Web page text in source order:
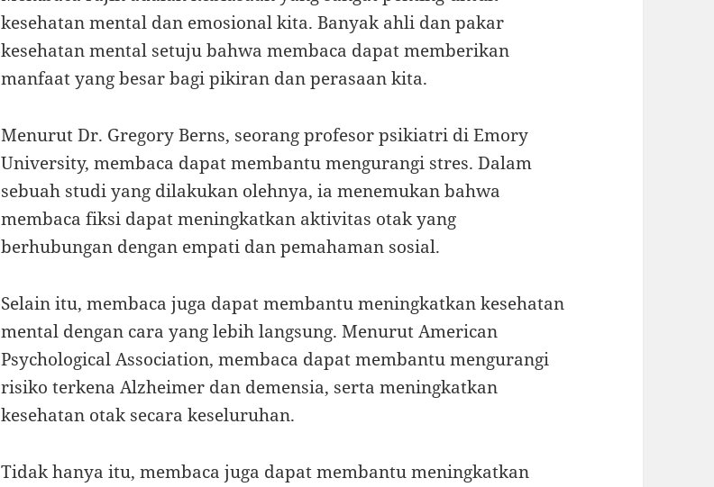
kesehatan mental dan emosional kita. Banyak ahli dan pakar
kesehatan mental setuju bahwa membaca dapat memberikan
manfaat yang besar bagi pikiran dan perasaan kita.
Menurut Dr. Gregory Berns, seorang profesor psikiatri di Emory
University, membaca dapat membantu mengurangi stres. Dalam
sebuah studi yang dilakukan olehnya, ia menemukan bahwa
membaca fiksi dapat meningkatkan aktivitas otak yang
berhubungan dengan empati dan pemahaman sosial.
Selain itu, membaca juga dapat membantu meningkatkan kesehatan
mental dengan cara yang lebih langsung. Menurut American
Psychological Association, membaca dapat membantu mengurangi
risiko terkena Alzheimer dan demensia, serta meningkatkan
kesehatan otak secara keseluruhan.
Tidak hanya itu, membaca juga dapat membantu meningkatkan